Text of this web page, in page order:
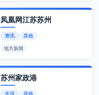
凤凰网江苏苏州
资讯 其他
地方新闻
苏州家政港